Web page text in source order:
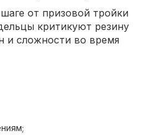
от призовой тройки
критикуют резину
и сложности во время